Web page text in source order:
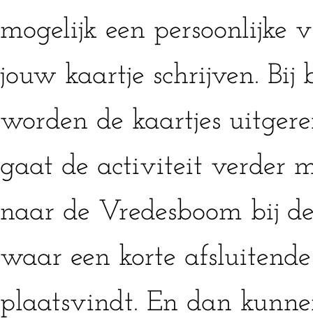
mogelijk een persoonlijke
jouw kaartje schrijven. Bij
worden de kaartjes
gaat de activiteit verder
naar de Vredesboom bij
waar een korte
plaatsvindt. En dan